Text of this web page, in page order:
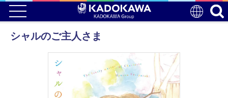
シャルのご主人さま